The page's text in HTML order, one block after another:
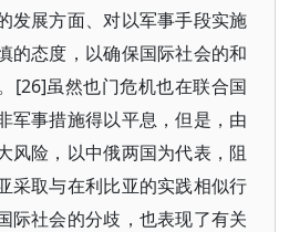
发展方面、对以军事手段实施
的态度，以确保国际社会的和
[26]虽然也门危机也在联合国
军事措施得以平息，但是，由
风险，以中俄两国为代表，阻
采取与在利比亚的实践相似行
际社会的分歧，也表现了有关